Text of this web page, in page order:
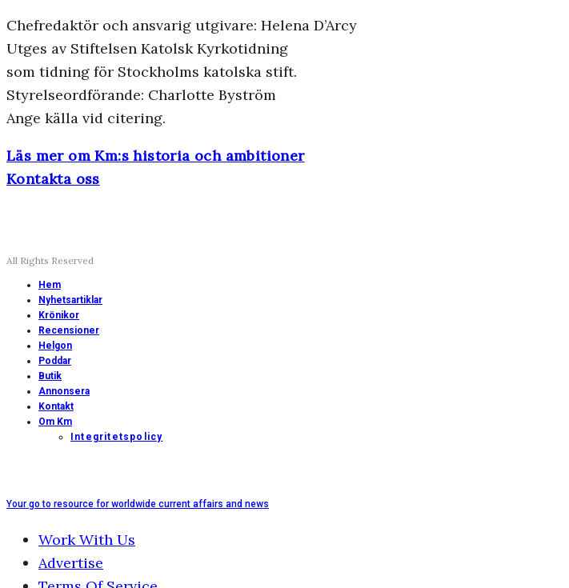
Chefredaktör och ansvarig utgivare: Helena D’Arcy
Utges av Stiftelsen Katolsk Kyrkotidning
som tidning för Stockholms katolska stift.
Styrelseordförande: Charlotte Byström
Ange källa vid citering.
Läs mer om Km:s historia och ambitioner
Kontakta oss
All Rights Reserved
Hem
Nyhetsartiklar
Krönikor
Recensioner
Helgon
Poddar
Butik
Annonsera
Kontakt
Om Km
Integritetspolicy
Your go to resource for worldwide current affairs and news
Work With Us
Advertise